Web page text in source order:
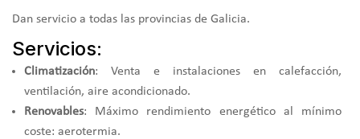
Dan servicio a todas las provincias de Galicia.
Servicios:
Climatización: Venta e instalaciones en calefacción,
ventilación, aire acondicionado.
Renovables: Máximo rendimiento energético al mínimo
coste: aerotermia.